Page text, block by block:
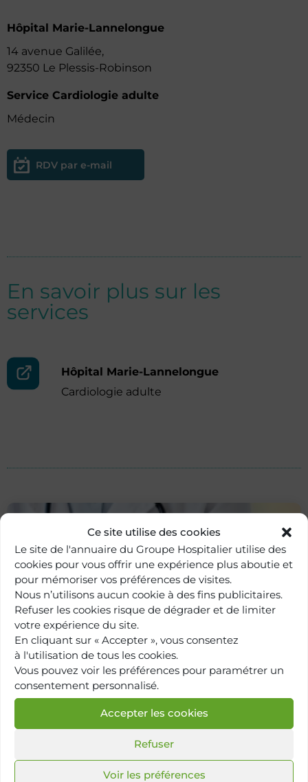
Ce site utilise des cookies
Le site de l'annuaire du Groupe Hospitalier utilise des
cookies pour vous offrir une expérience plus aboutie et
pour mémoriser vos préférences de visites.
Nous n’utilisons aucun cookie à des fins publicitaires.
Refuser les cookies risque de dégrader et de limiter
votre expérience du site.
En cliquant sur « Accepter », vous consentez
à l'utilisation de tous les cookies.
Vous pouvez voir les préférences pour paramétrer un
consentement personnalisé.
Accepter les cookies
Refuser
Voir les préférences
Hôpital Marie-Lannelongue
14 avenue Galilée,
92350 Le Plessis-Robinson
Service Cardiologie adulte
Médecin
RDV par e-mail
En savoir plus sur les
services
Hôpital Marie-Lannelongue
Cardiologie adulte
Retour à
l'annuaire